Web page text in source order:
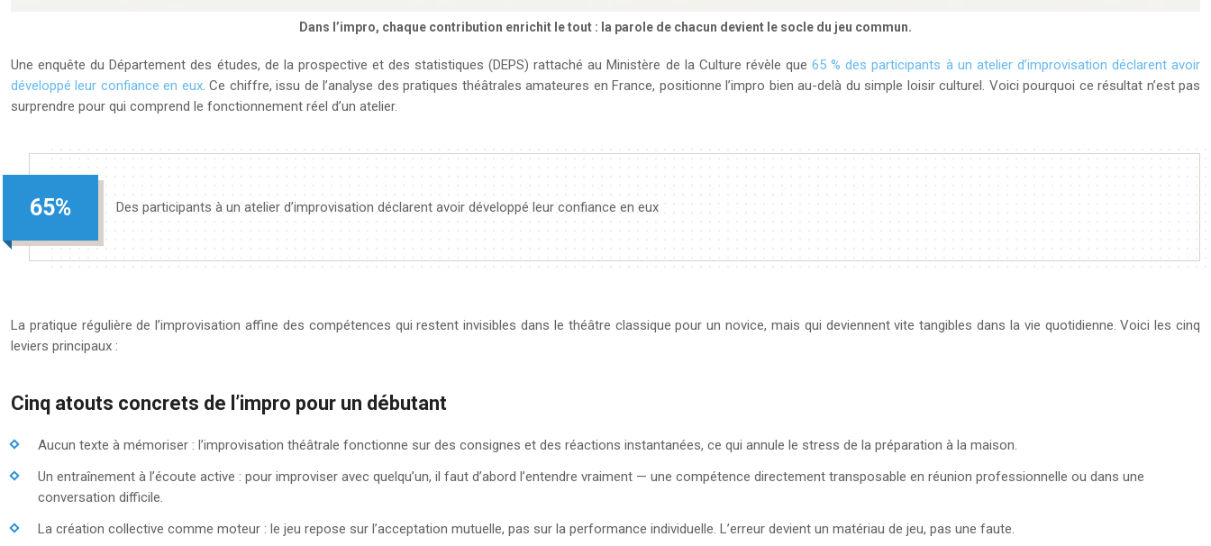
Dans l’impro, chaque contribution enrichit le tout : la parole de chacun devient le socle du jeu commun.
Une enquête du Département des études, de la prospective et des statistiques (DEPS) rattaché au Ministère de la Culture révèle que65 % des participants à un atelier d’improvisation déclarent avoir
développé leur confiance en eux. Ce chiffre, issu de l’analyse des pratiques théâtrales amateures en France, positionne l’impro bien au-delà du simple loisir culturel. Voici pourquoi ce résultat n’est pas
surprendre pour qui comprend le fonctionnement réel d’un atelier.
65% Des participants à un atelier d’improvisation déclarent avoir développé leur confiance en eux
La pratique régulière de l’improvisation affine des compétences qui restent invisibles dans le théâtre classique pour un novice, mais qui deviennent vite tangibles dans la vie quotidienne. Voici les cinq
leviers principaux :
Cinq atouts concrets de l’impro pour un débutant
Aucun texte à mémoriser : l’improvisation théâtrale fonctionne sur des consignes et des réactions instantanées, ce qui annule le stress de la préparation à la maison.
Un entraînement à l’écoute active : pour improviser avec quelqu’un, il faut d’abord l’entendre vraiment — une compétence directement transposable en réunion professionnelle ou dans une
conversation difficile.
La création collective comme moteur : le jeu repose sur l’acceptation mutuelle, pas sur la performance individuelle. L’erreur devient un matériau de jeu, pas une faute.